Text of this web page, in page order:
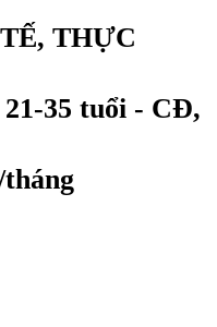
THỰC
35 tuổi - CĐ,